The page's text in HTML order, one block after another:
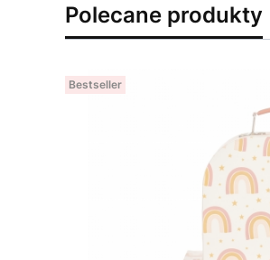
Polecane produkty
Bestseller